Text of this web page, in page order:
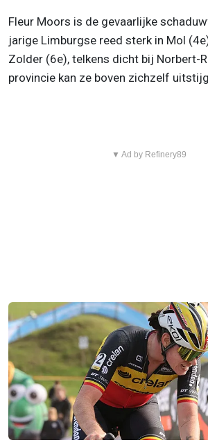
Fleur Moors is de gevaarlijke
jarige Limburgse reed sterk in Mol
Zolder (6e), telkens dicht bij Norbert-
provincie kan ze boven zichzelf
▼ Ad by Refinery89